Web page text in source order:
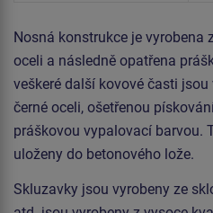
Nosná konstrukce je
oceli a následně opatřena
veškeré další kovové časti
černé oceli, ošetřenou
práškovou vypalovací barvou.
uloženy do betonového lože.
Skluzavky jsou vyrobeny ze